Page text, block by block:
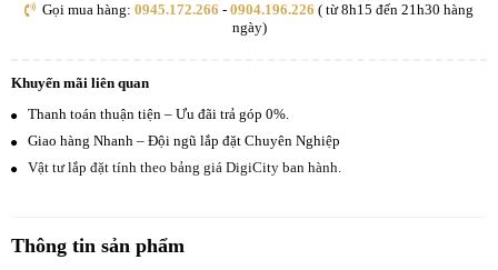
Gọi mua hàng: 0945.172.266 - 0904.196.226 ( từ 8h15 đến 21h30 hàng
ngày)
Khuyến mãi liên quan
Thanh toán thuận tiện – Ưu đãi trả góp 0%.
Giao hàng Nhanh – Đội ngũ lắp đặt Chuyên Nghiệp
Vật tư lắp đặt tính theo bảng giá DigiCity ban hành.
Thông tin sản phẩm